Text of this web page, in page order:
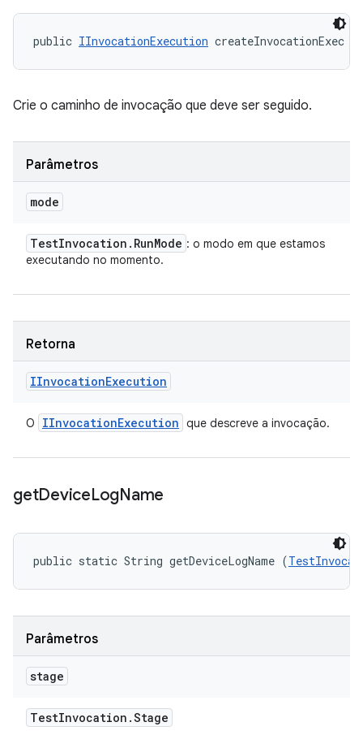
public IInvocationExecution createInvocationExec (
Crie o caminho de invocação que deve ser seguido.
Parâmetros
mode
TestInvocation . RunMode : o modo em que estamos
executando no momento.
Retorna
IInvocationExecution
O IInvocationExecution que descreve a invocação.
getDeviceLogName
public static String getDeviceLogName (
Parâmetros
stage
TestInvocation .Stage